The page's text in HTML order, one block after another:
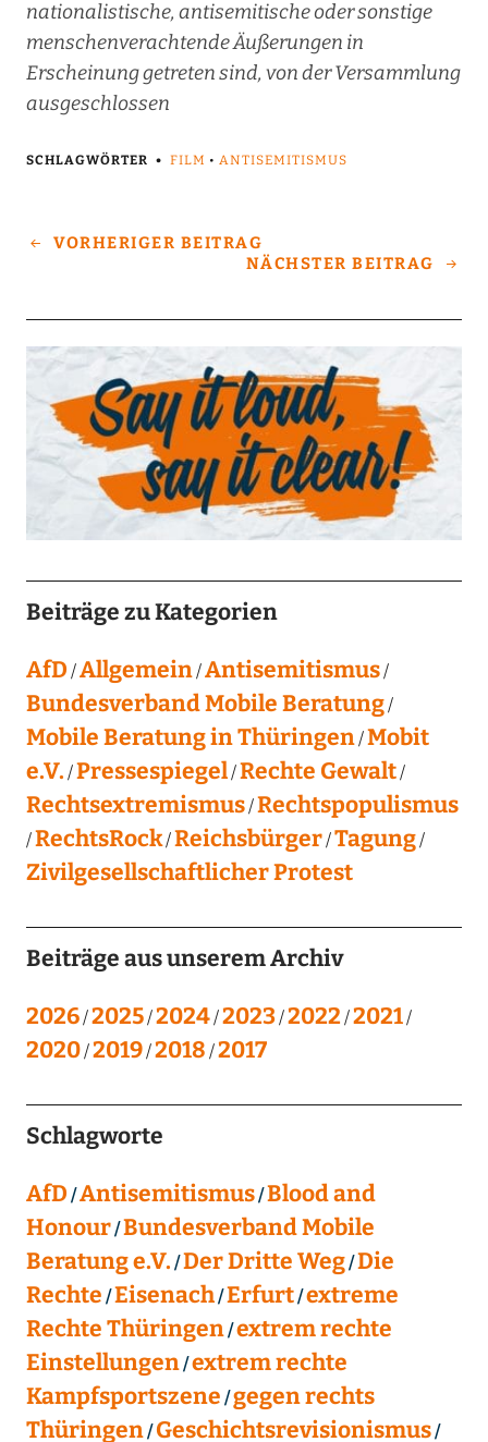
nationalistische, antisemitische oder sonstige
menschenverachtende Äußerungen in
Erscheinung getreten sind, von der Versammlung
ausgeschlossen
SCHLAGWÖRTER FILM • ANTISEMITISMUS
VORHERIGER BEITRAG
NÄCHSTER BEITRAG
Beiträge zu Kategorien
AfD Allgemein Antisemitismus
Bundesverband Mobile Beratung
Mobile Beratung in Thüringen Mobit
e.V. Pressespiegel Rechte Gewalt
Rechtsextremismus Rechtspopulismus
RechtsRock Reichsbürger Tagung
Zivilgesellschaftlicher Protest
Beiträge aus unserem Archiv
2026 2025 2024 2023 2022 2021
2020 2019 2018 2017
Schlagworte
AfD Antisemitismus Blood and
Honour Bundesverband Mobile
Beratung e.V. Der Dritte Weg Die
Rechte Eisenach Erfurt extreme
Rechte Thüringen extrem rechte
Einstellungen extrem rechte
Kampfsportszene gegen rechts
Thüringen Geschichtsrevisionismus